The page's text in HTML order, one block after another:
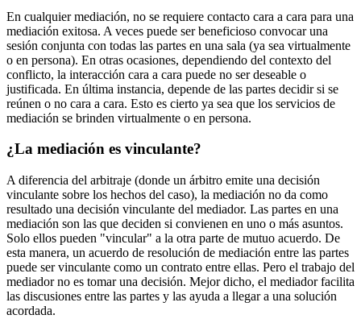
En cualquier mediación, no se requiere contacto cara a cara para una
mediación exitosa. A veces puede ser beneficioso convocar una
sesión conjunta con todas las partes en una sala (ya sea virtualmente
o en persona). En otras ocasiones, dependiendo del contexto del
conflicto, la interacción cara a cara puede no ser deseable o
justificada. En última instancia, depende de las partes decidir si se
reúnen o no cara a cara. Esto es cierto ya sea que los servicios de
mediación se brinden virtualmente o en persona.
¿La mediación es vinculante?
A diferencia del arbitraje (donde un árbitro emite una decisión
vinculante sobre los hechos del caso), la mediación no da como
resultado una decisión vinculante del mediador. Las partes en una
mediación son las que deciden si convienen en uno o más asuntos.
Solo ellos pueden "vincular" a la otra parte de mutuo acuerdo. De
esta manera, un acuerdo de resolución de mediación entre las partes
puede ser vinculante como un contrato entre ellas. Pero el trabajo del
mediador no es tomar una decisión. Mejor dicho, el mediador facilita
las discusiones entre las partes y las ayuda a llegar a una solución
acordada.